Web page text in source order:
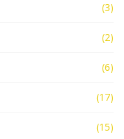
(3)
(2)
(6)
(17)
(15)